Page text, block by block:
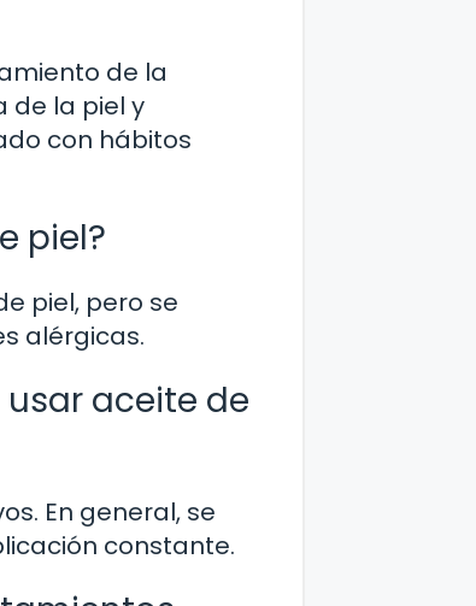
de la
de la piel y
con hábitos
piel?
piel, pero se
alérgicas.
aceite de
En general, se
constante.